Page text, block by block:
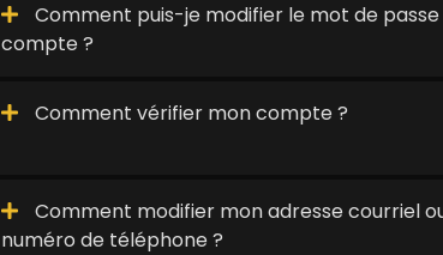
Comment puis-je modifier le mot de
compte ?
Comment vérifier mon compte ?
Comment modifier mon adresse courriel
numéro de téléphone ?